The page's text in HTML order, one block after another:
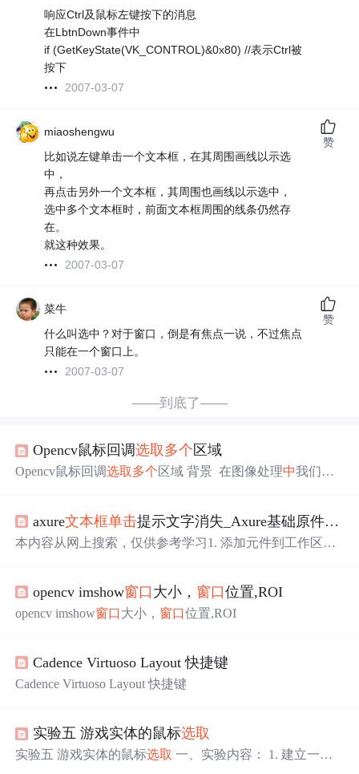
响应Ctrl及鼠标左键按下的消息
在LbtnDown事件中
if (GetKeyState(VK_CONTROL)&0x80) //表示Ctrl被
按下
2007-03-07
miaoshengwu
比如说左键单击一个文本框，在其周围画线以示选
中，
再点击另外一个文本框，其周围也画线以示选中，
选中多个文本框时，前面文本框周围的线条仍然存
在。
就这种效果。
2007-03-07
赞
菜牛
什么叫选中？对于窗口，倒是有焦点一说，不过焦点
只能在一个窗口上。
2007-03-07
赞
——到底了——
Opencv鼠标回调选取多个 区域
Opencv鼠标回调选取多个区域 背景 ​ 在图像处理中我们常
区域，主要使用的函数如下 void cv::setMouseCallback ( cons
t String & winname, MouseCallback onMouse, void * us
axure文本框单击提示文字消失_Axure基础原件使用
本内容从网上搜索，仅供参考学习1. 添加元件到工作区在
件名称文本框中输入元件自定义名称。3. 设置元件位置/尺
寸元件的位置和尺寸可以通过鼠标拖拽调整，也可以在快
指元件的宽度值。 H：值元件的高度...
opencv imshow窗口 大小， 窗口位置,ROI
opencv imshow窗口大小， 窗口位置,ROI
Cadence Virtuoso Layout 快捷键
Cadence Virtuoso Layout 快捷键
实验五 游戏实体的鼠标选取
实验五 游戏实体的鼠标选取 一、实验内容： 1. 建立一个